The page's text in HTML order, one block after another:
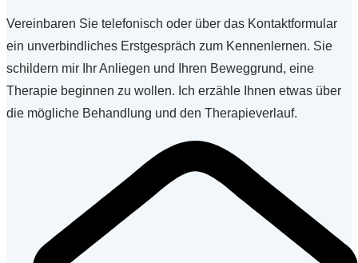
Vereinbaren Sie telefonisch oder über das Kontaktformular
ein unverbindliches Erstgespräch zum Kennenlernen. Sie
schildern mir Ihr Anliegen und Ihren Beweggrund, eine
Therapie beginnen zu wollen. Ich erzähle Ihnen etwas über
die mögliche Behandlung und den Therapieverlauf.